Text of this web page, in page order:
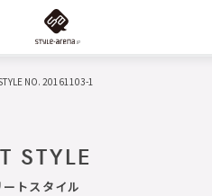
NO. 20161103-1
STYLE
トスタイル